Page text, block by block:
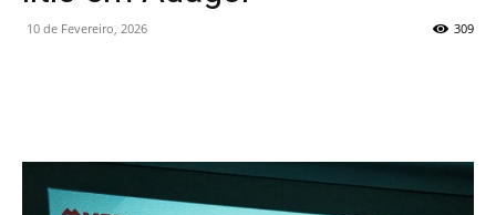
10 de Fevereiro, 2026 309